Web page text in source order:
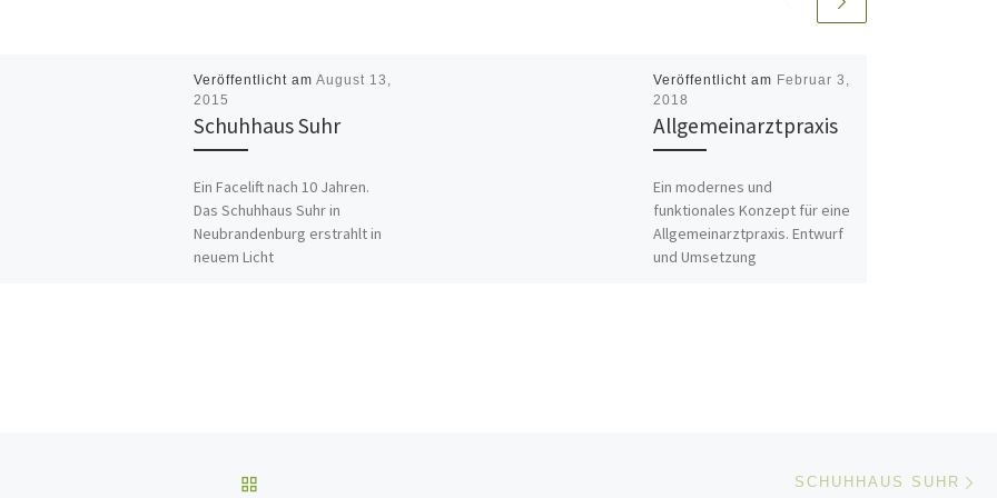
Veröffentlicht amAugust 13,
2015
Schuhhaus Suhr
Ein Facelift nach 10 Jahren.
Das Schuhhaus Suhr in
Neubrandenburg erstrahlt in
neuem Licht
Veröffentlicht am Februar 3,
2018
Allgemeinarztpraxis
Ein modernes und
funktionales Konzept für eine
Allgemeinarztpraxis. Entwurf
und Umsetzung
SCHUHHAUS SUHR